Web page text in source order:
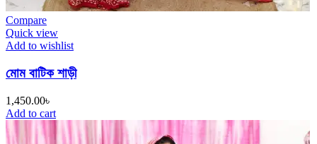
Compare
Quick view
Add to wishlist
মোম বাটিক শাড়ী
1,450.00৳
Add to cart